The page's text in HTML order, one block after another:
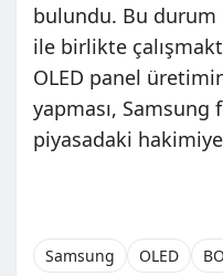
bulundu. Bu durum
ile birlikte
OLED panel
yapması, Samsung
piyasadaki
Samsung OLED